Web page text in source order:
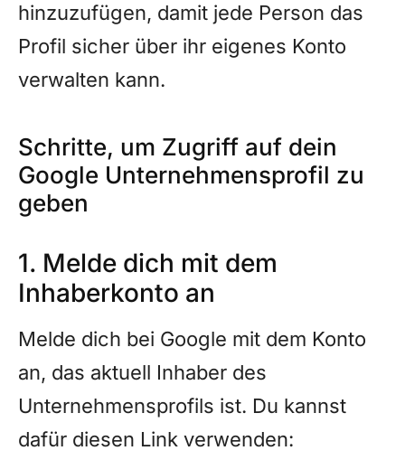
hinzuzufügen, damit jede Person das
Profil sicher über ihr eigenes Konto
verwalten kann.
Schritte, um Zugriff auf dein
Google Unternehmensprofil zu
geben
1. Melde dich mit dem
Inhaberkonto an
Melde dich bei Google mit dem Konto
an, das aktuell Inhaber des
Unternehmensprofils ist. Du kannst
dafür diesen Link verwenden: